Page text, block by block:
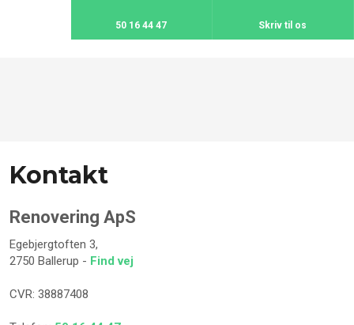
50 16 44 47 Skriv til os
Kontakt
Renovering ApS
​Egebjergtoften 3,
2750 Ballerup - Find vej
CVR: 38887408